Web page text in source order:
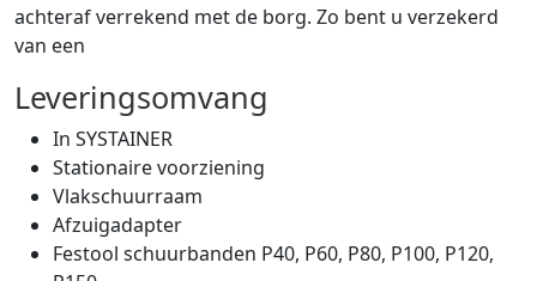
achteraf verrekend met de borg. Zo bent u verzekerd
van een
Leveringsomvang
In SYSTAINER
Stationaire voorziening
Vlakschuurraam
Afzuigadapter
Festool schuurbanden P40, P60, P80, P100, P120,